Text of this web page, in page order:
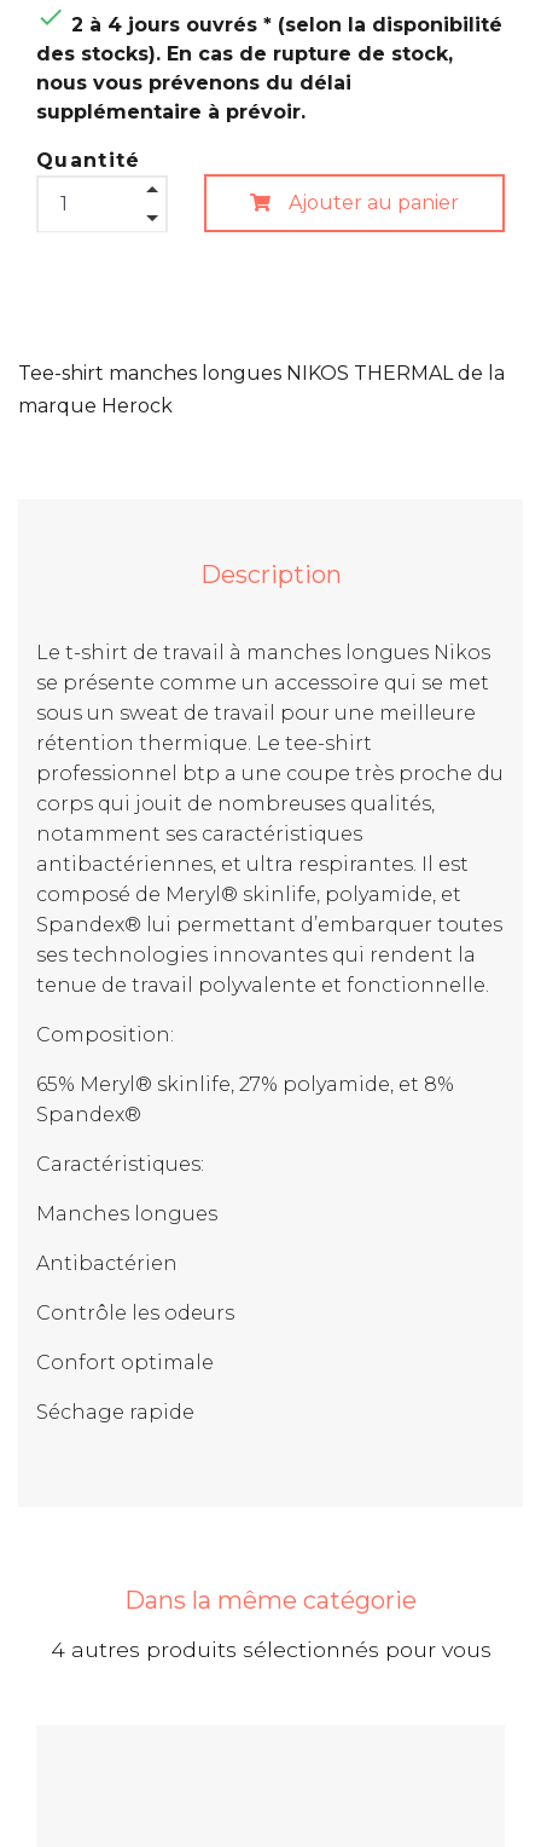
 2 à 4 jours ouvrés * (selon la disponibilité
des stocks). En cas de rupture de stock,
nous vous prévenons du délai
supplémentaire à prévoir.
Quantité
Ajouter au panier
Tee-shirt manches longues NIKOS THERMAL de la
marque Herock
Description
Le t-shirt de travail à manches longues Nikos
se présente comme un accessoire qui se met
sous un sweat de travail pour une meilleure
rétention thermique. Le tee-shirt
professionnel btp a une coupe très proche du
corps qui jouit de nombreuses qualités,
notamment ses caractéristiques
antibactériennes, et ultra respirantes. Il est
composé de Meryl® skinlife, polyamide, et
Spandex® lui permettant d’embarquer toutes
ses technologies innovantes qui rendent la
tenue de travail polyvalente et fonctionnelle.
Composition:
65% Meryl® skinlife, 27% polyamide, et 8%
Spandex®
Caractéristiques:
Manches longues
Antibactérien
Contrôle les odeurs
Confort optimale
Séchage rapide
Dans la même catégorie
4 autres produits sélectionnés pour vous